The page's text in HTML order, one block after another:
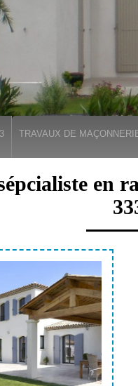
TRAVAUX DE
en